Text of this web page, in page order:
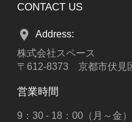
CONTACT US
Address:
株式会社スペース
〒612-8373 京都市伏見
営業時間
9：30 - 18：00（月～金）